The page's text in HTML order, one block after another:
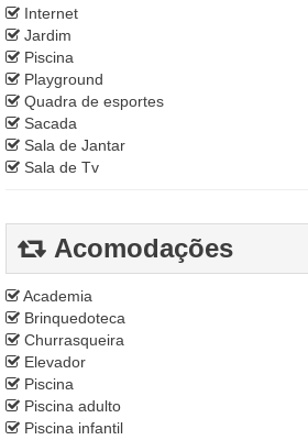
Internet
Jardim
Piscina
Playground
Quadra de esportes
Sacada
Sala de Jantar
Sala de Tv
Acomodações
Academia
Brinquedoteca
Churrasqueira
Elevador
Piscina
Piscina adulto
Piscina infantil